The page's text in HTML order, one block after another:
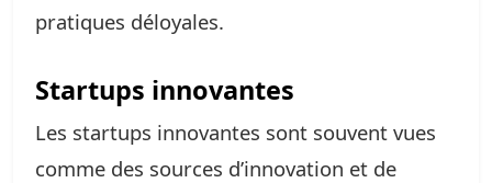
pratiques déloyales.
Startups innovantes
Les startups innovantes sont souvent vues
comme des sources d’innovation et de